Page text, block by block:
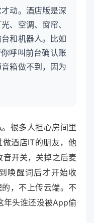
动。酒店版是深
、空调、窗帘、
和机器人。比如
呼叫前台确认账
箱做不到，因为
很多人担心房间里
酒店IT的朋友，他
开关，关掉之后麦
唤醒词后才开始收
，不上传云端。不
年头谁还没被App偷